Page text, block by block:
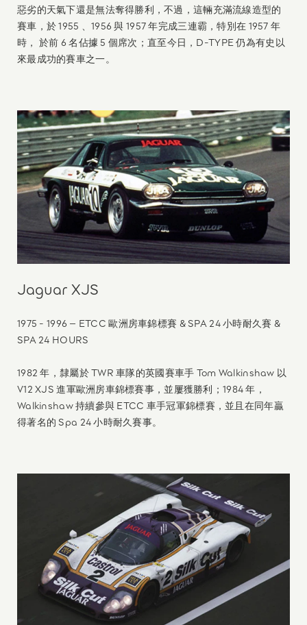
惡劣的天氣下還是無法奪得勝利，不過，這輛充滿流線造型的
賽車，於 1955 、1956 與 1957 年完成三連霸，特別在 1957 年
時， 於前 6 名佔據 5 個席次；直至今日，D-TYPE 仍為有史以
來最成功的賽車之一。
Jaguar XJS
1975 - 1996 – ETCC 歐洲房車錦標賽 & SPA 24 小時耐久賽 &
SPA 24 HOURS
1982 年，隸屬於 TWR 車隊的英國賽車手 Tom Walkinshaw 以
V12 XJS 進軍歐洲房車錦標賽事，並屢獲勝利；1984 年，
Walkinshaw 持續參與 ETCC 車手冠軍錦標賽，並且在同年贏
得著名的 Spa 24 小時耐久賽事。